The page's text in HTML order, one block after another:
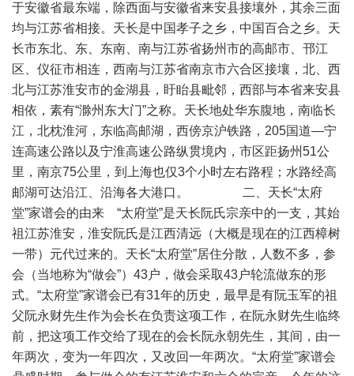
于安徽省最东端，除西面与安徽省来安县接壤外，其余三面
均与江苏省相接。天长是中国孝子之乡，中国百合之乡。天
长市东北、东、东南、南与江苏省扬州市的高邮市、邗江
区、仪征市相连，西南与江苏省南京市六合区接壤，北、西
北与江苏淮安市的金湖县，盱眙县毗邻，西部与本省来安县
相依，素有“滁州东大门”之称。天长地处华东腹地，南临长
江，北枕淮河，东临高邮湖，西傍京沪铁路，205国道—宁
连高速公路以及宁淮高速公路纵贯境内，市区距扬州51公
里，南京75公里，到上海也仅3个小时左右路程；水路经高
邮湖可达沿江、沿海各大港口。 二、天长“太府
堂”家谱会的由来 “太府堂”是天长阮氏宗亲中的一支，其始
祖江苏淮安，淮安阮氏是江西清远（大概是现在的江西樟树
一带）元代过来的。天长“太府堂”居住分散，人数不多，参
会（当地称为“做会”）43户，做会采取43户轮流做东的形
式。“太府堂”家谱会已有31年的历史，最早是有阮玉军的祖
父阮永财先生作为会长在负责这项工作，在阮永财先生临终
前，把这项工作交给了现在的会长阮永朝先生，其间，由一
年两次，变为一年四次，又改回一年两次。“太府堂”家谱会